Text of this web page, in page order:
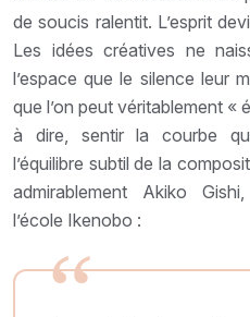
de soucis ralentit. L’esprit
Les idées créatives ne
l’espace que le silence leur
que l’on peut véritablement «
à dire, sentir la courbe
l’équilibre subtil de la
admirablement Akiko
l’école Ikenobo :